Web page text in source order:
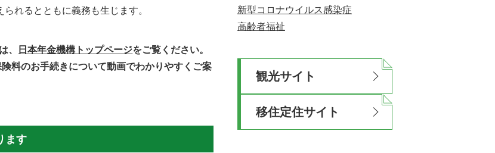
れるとともに義務も生じます。
、
日本年金機構トップページをご覧ください。
料のお手続きについて動画でわかりやすくご案
ます
新型コロナウイルス感染症
高齢者福祉
観光サイト
移住定住サイト